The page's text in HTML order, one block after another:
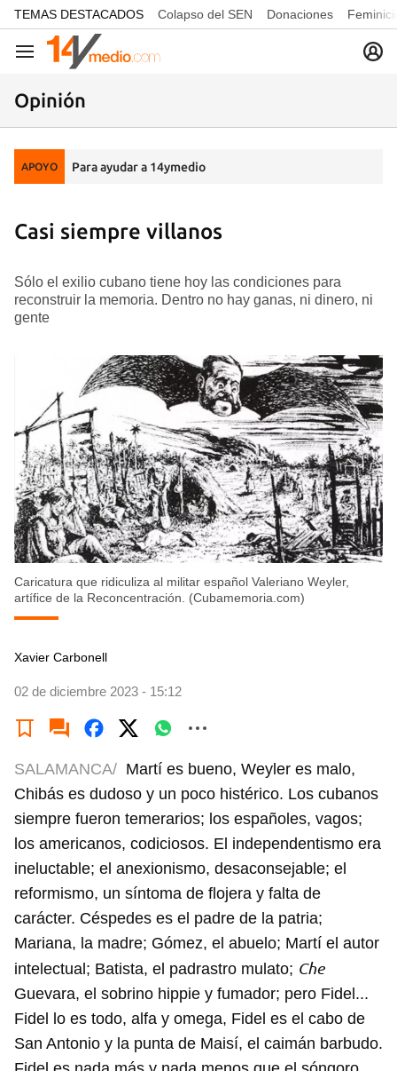
common.go-to-content
TEMAS DESTACADOS Colapso del SEN Donaciones
Navegación
Opinión
APOYO Para ayudar a 14ymedio
Casi siempre villanos
Sólo el exilio cubano tiene hoy las condiciones para
reconstruir la memoria. Dentro no hay ganas, ni dinero, ni
gente
Caricatura que ridiculiza al militar español Valeriano Weyler,
artífice de la Reconcentración. (Cubamemoria.com)
Xavier Carbonell
02 de diciembre 2023 - 15:12
SALAMANCA/ Martí es bueno, Weyler es malo,
Chibás es dudoso y un poco histérico. Los cubanos
siempre fueron temerarios; los españoles, vagos;
los americanos, codiciosos. El independentismo era
ineluctable; el anexionismo, desaconsejable; el
reformismo, un síntoma de flojera y falta de
carácter. Céspedes es el padre de la patria;
Mariana, la madre; Gómez, el abuelo; Martí el autor
intelectual; Batista, el padrastro mulato; Che
Guevara, el sobrino hippie y fumador; pero Fidel...
Fidel lo es todo, alfa y omega, Fidel es el cabo de
San Antonio y la punta de Maisí, el caimán barbudo.